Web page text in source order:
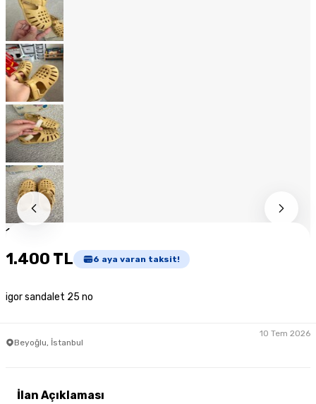
1
1.400 TL 6 aya varan taksit!
igor sandalet 25 no
Beyoğlu, İstanbul
10 Tem 2026
İlan Açıklaması